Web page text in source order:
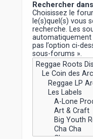
Rechercher
Choisissez le
le(s)quel(s) vous
recherche. Les
automatiquement
pas l’option ci-
sous-forums ».